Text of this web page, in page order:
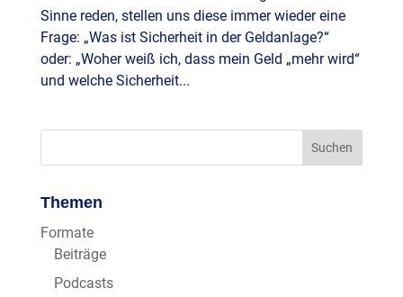
Sinne reden, stellen uns diese immer wieder eine
Frage: „Was ist Sicherheit in der Geldanlage?“
oder: „Woher weiß ich, dass mein Geld „mehr wird“
und welche Sicherheit...
Themen
Formate
Beiträge
Podcasts